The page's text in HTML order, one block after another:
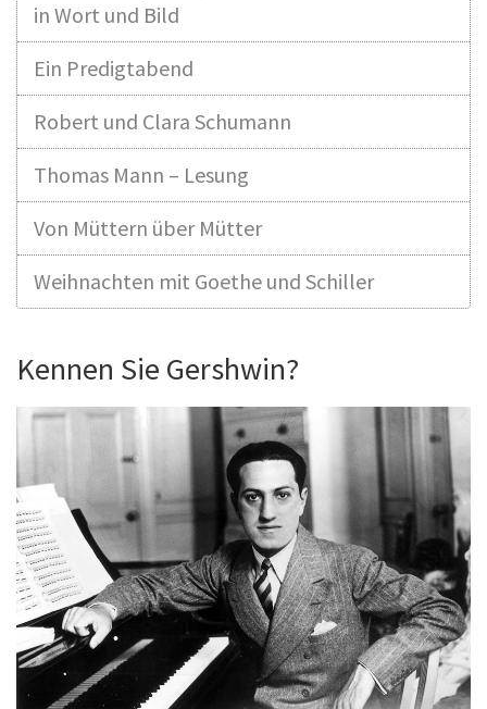
in Wort und Bild
Ein Predigtabend
Robert und Clara Schumann
Thomas Mann – Lesung
Von Müttern über Mütter
Weihnachten mit Goethe und Schiller
Kennen Sie Gershwin?